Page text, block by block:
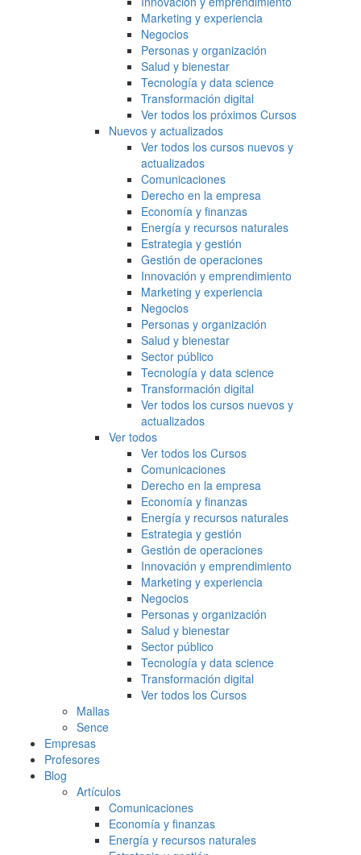
Marketing y experiencia
Negocios
Personas y organización
Salud y bienestar
Tecnología y data science
Transformación digital
Ver todos los próximos Cursos
Nuevos y actualizados
Ver todos los cursos nuevos y
actualizados
Comunicaciones
Derecho en la empresa
Economía y finanzas
Energía y recursos naturales
Estrategia y gestión
Gestión de operaciones
Innovación y emprendimiento
Marketing y experiencia
Negocios
Personas y organización
Salud y bienestar
Sector público
Tecnología y data science
Transformación digital
Ver todos los cursos nuevos y
actualizados
Ver todos
Ver todos los Cursos
Comunicaciones
Derecho en la empresa
Economía y finanzas
Energía y recursos naturales
Estrategia y gestión
Gestión de operaciones
Innovación y emprendimiento
Marketing y experiencia
Negocios
Personas y organización
Salud y bienestar
Sector público
Tecnología y data science
Transformación digital
Ver todos los Cursos
Mallas
Sence
Empresas
Profesores
Blog
Artículos
Comunicaciones
Economía y finanzas
Energía y recursos naturales